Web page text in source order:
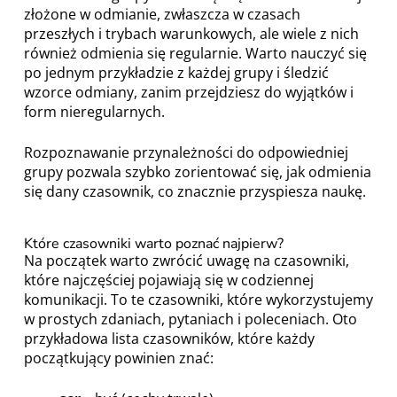
złożone w odmianie, zwłaszcza w czasach
przeszłych i trybach warunkowych, ale wiele z nich
również odmienia się regularnie. Warto nauczyć się
po jednym przykładzie z każdej grupy i śledzić
wzorce odmiany, zanim przejdziesz do wyjątków i
form nieregularnych.
Rozpoznawanie przynależności do odpowiedniej
grupy pozwala szybko zorientować się, jak odmienia
się dany czasownik, co znacznie przyspiesza naukę.
Które czasowniki warto poznać najpierw?
Na początek warto zwrócić uwagę na czasowniki,
które najczęściej pojawiają się w codziennej
komunikacji. To te czasowniki, które wykorzystujemy
w prostych zdaniach, pytaniach i poleceniach. Oto
przykładowa lista czasowników, które każdy
początkujący powinien znać: